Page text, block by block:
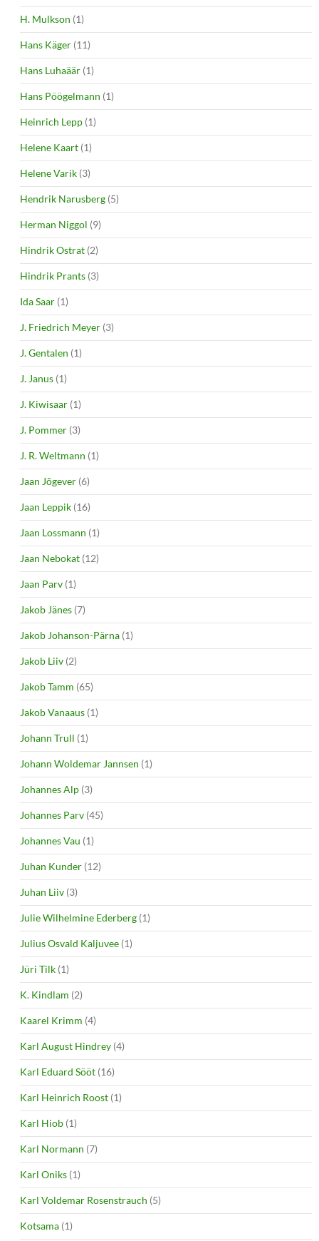
H. Mulkson (1)
Hans Käger (11)
Hans Luhaäär (1)
Hans Pöögelmann (1)
Heinrich Lepp (1)
Helene Kaart (1)
Helene Varik (3)
Hendrik Narusberg (5)
Herman Niggol (9)
Hindrik Ostrat (2)
Hindrik Prants (3)
Ida Saar (1)
J. Friedrich Meyer (3)
J. Gentalen (1)
J. Janus (1)
J. Kiwisaar (1)
J. Pommer (3)
J. R. Weltmann (1)
Jaan Jõgever (6)
Jaan Leppik (16)
Jaan Lossmann (1)
Jaan Nebokat (12)
Jaan Parv (1)
Jakob Jänes (7)
Jakob Johanson-Pärna (1)
Jakob Liiv (2)
Jakob Tamm (65)
Jakob Vanaaus (1)
Johann Trull (1)
Johann Woldemar Jannsen (1)
Johannes Alp (3)
Johannes Parv (45)
Johannes Vau (1)
Juhan Kunder (12)
Juhan Liiv (3)
Julie Wilhelmine Ederberg (1)
Julius Osvald Kaljuvee (1)
Jüri Tilk (1)
K. Kindlam (2)
Kaarel Krimm (4)
Karl August Hindrey (4)
Karl Eduard Sööt (16)
Karl Heinrich Roost (1)
Karl Hiob (1)
Karl Normann (7)
Karl Oniks (1)
Karl Voldemar Rosenstrauch (5)
Kotsama (1)